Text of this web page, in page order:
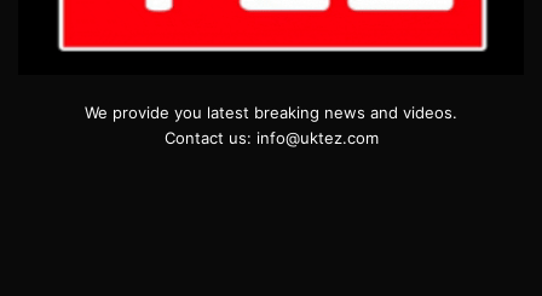
We provide you latest breaking news and videos.
Contact us: info@uktez.com